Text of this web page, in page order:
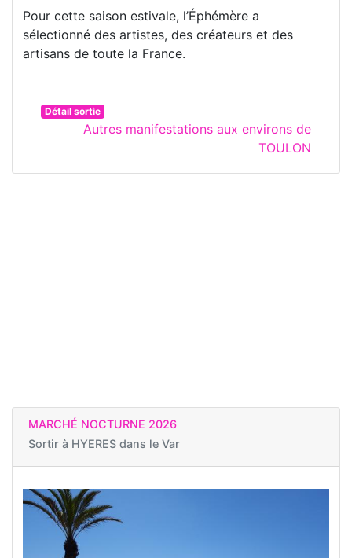
Pour cette saison estivale, l’Éphémère a
sélectionné des artistes, des créateurs et des
artisans de toute la France.
Détail sortie
Autres manifestations aux environs de
TOULON
MARCHÉ NOCTURNE 2026
Sortir à HYERES dans le Var